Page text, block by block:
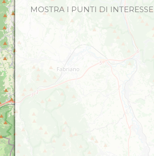
MOSTRA I PUNTI DI INTERESSE